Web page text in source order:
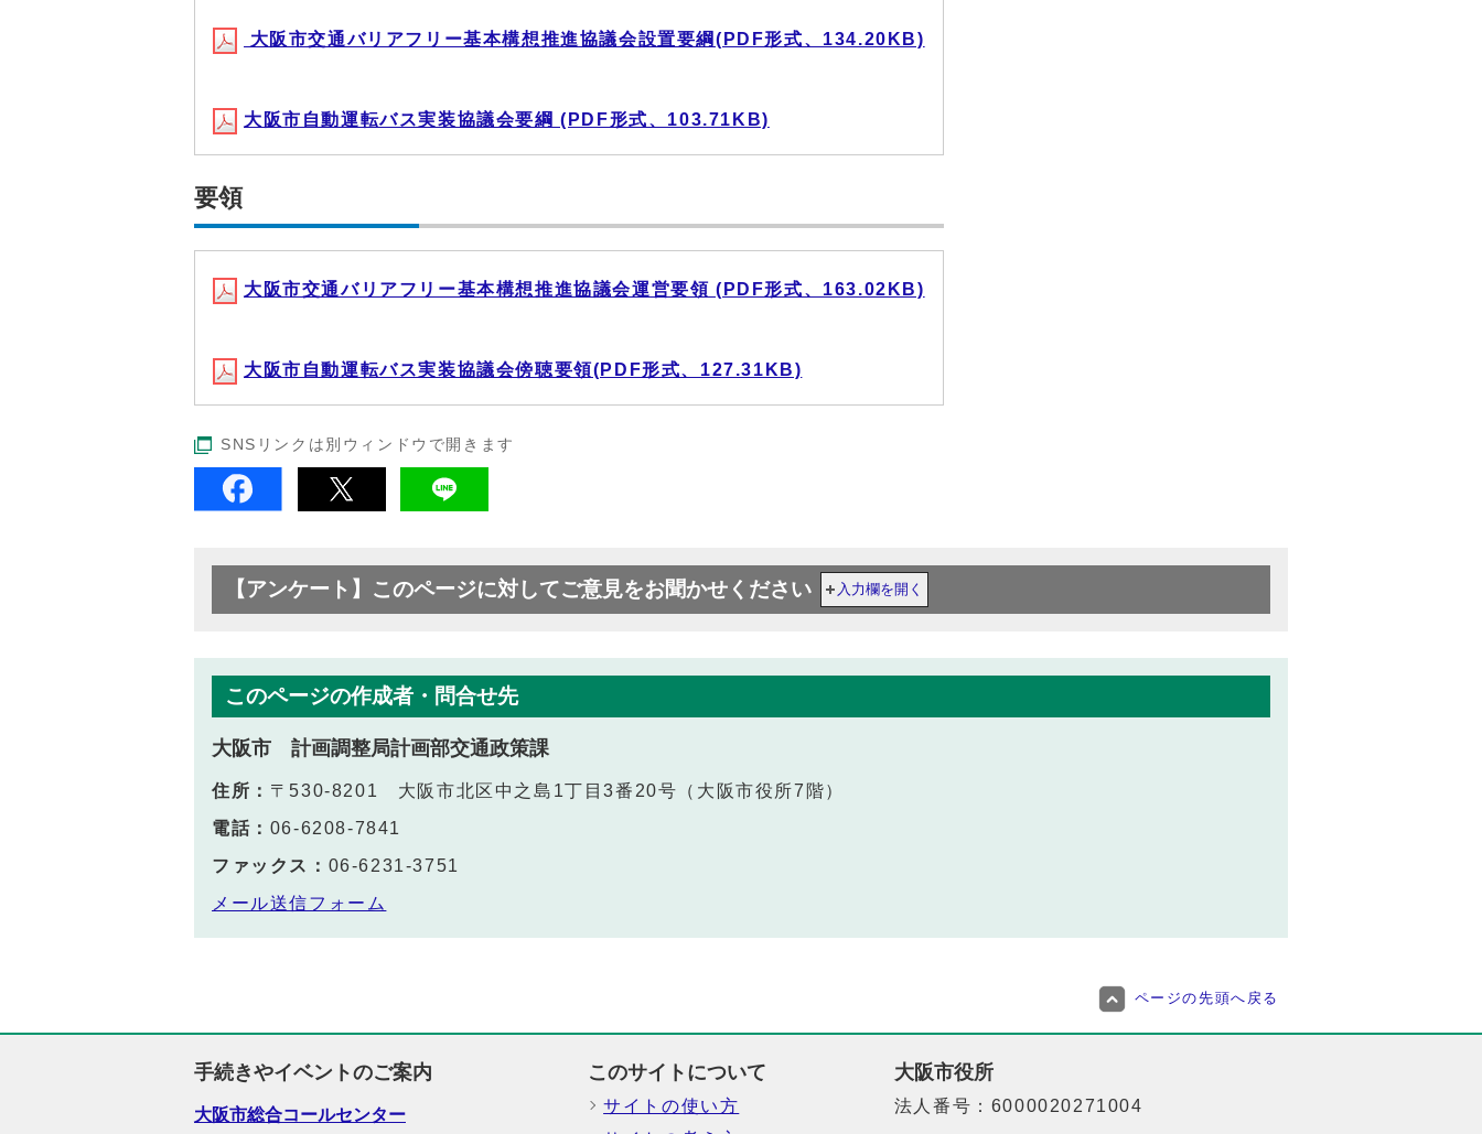
大阪市交通バリアフリー基本構想推進協議会設置要綱(PDF形式、134.20KB)
大阪市自動運転バス実装協議会要綱 (PDF形式、103.71KB)
要領
大阪市交通バリアフリー基本構想推進協議会運営要領 (PDF形式、163.02KB)
大阪市自動運転バス実装協議会傍聴要領(PDF形式、127.31KB)
SNSリンクは別ウィンドウで開きます
【アンケート】このページに対してご意見をお聞かせください 入力欄を開く
このページの作成者・問合せ先
大阪市 計画調整局計画部交通政策課
住所： 〒530-8201 大阪市北区中之島1丁目3番20号（大阪市役所7階）
電話： 06-6208-7841
ファックス： 06-6231-3751
メール送信フォーム
ページの先頭へ戻る
手続きやイベントのご案内
大阪市総合コールセンター
このサイトについて
サイトの使い方
大阪市役所
法人番号：6000020271004